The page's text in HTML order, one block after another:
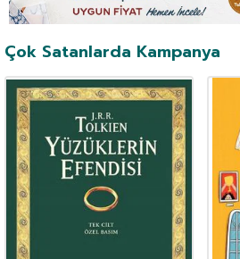
Çok Satanlarda Kampanya